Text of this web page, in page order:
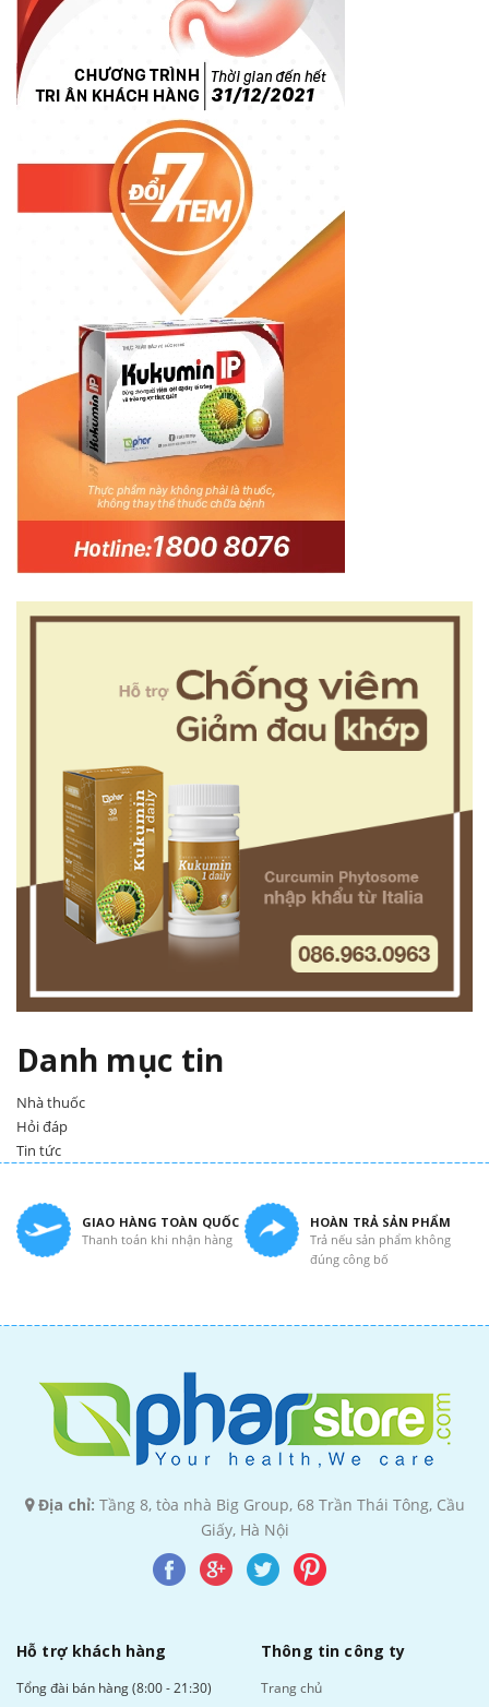
Danh mục tin
Nhà thuốc
Hỏi đáp
Tin tức
GIAO HÀNG TOÀN QUỐC
Thanh toán khi nhận hàng
HOÀN TRẢ SẢN PHẨM
Trả nếu sản phẩm không
đúng công bố
Địa chỉ: Tầng 8, tòa nhà Big Group, 68 Trần Thái Tông, Cầu
Giấy, Hà Nội
Hỗ trợ khách hàng
Tổng đài bán hàng (8:00 - 21:30)
Thông tin công ty
Trang chủ